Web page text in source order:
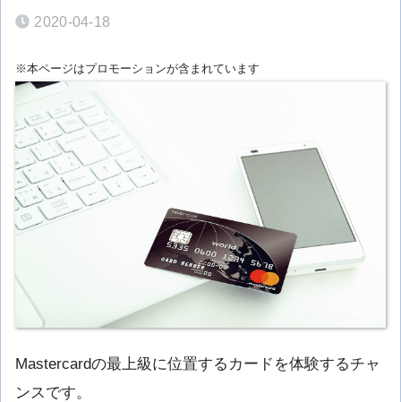
2020-04-18
※本ページはプロモーションが含まれています
Mastercardの最上級に位置するカードを体験するチャ
ンスです。